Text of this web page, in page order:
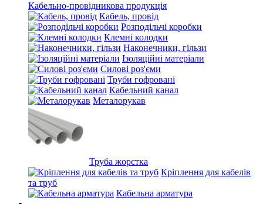
Кабельно-провідникова продукція
Кабель, провід
Розподільчі коробки
Клемні колодки
Наконечники, гільзи
Ізоляційні матеріали
Силові роз'єми
Труби гофровані
Кабельний канал
Металорукав
Труба жорстка
Кріплення для кабелів
та труб
Кабельна арматура